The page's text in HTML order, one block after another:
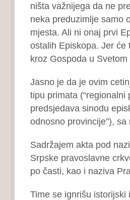
ništa važnijega da ne
neka preduzimlje samo
mjesta. Ali ni onaj prvi
ostalih Episkopa. Jer će
kroz Gospoda u
Jasno je da je ovim
tipu primata
predsjedava sinodu
odnosno provincije”),
Sadržajem akta pod
Srpske pravoslavne
po časti, kao i naziva
Time se ignrišu